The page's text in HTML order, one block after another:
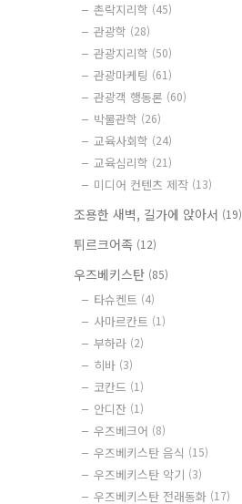
촌락지리학 (45)
관광학 (28)
관광지리학 (50)
관광마케팅 (61)
관광객 행동론 (60)
박물관학 (26)
교육사회학 (24)
교육심리학 (21)
미디어 컨텐츠 제작 (13)
조용한 새벽, 길가에 앉아서 (19)
튀르크어족 (12)
우즈베키스탄 (85)
타슈켄트 (4)
사마르칸트 (1)
부하라 (2)
히바 (3)
코칸드 (1)
안디잔 (1)
우즈베크어 (8)
우즈베키스탄 음식 (15)
우즈베키스탄 악기 (3)
우즈베키스탄 전래동화 (17)